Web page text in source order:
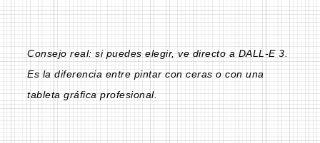
Consejo real: si puedes elegir, ve directo a DALL-E 3.
Es la diferencia entre pintar con ceras o con una
tableta gráfica profesional.